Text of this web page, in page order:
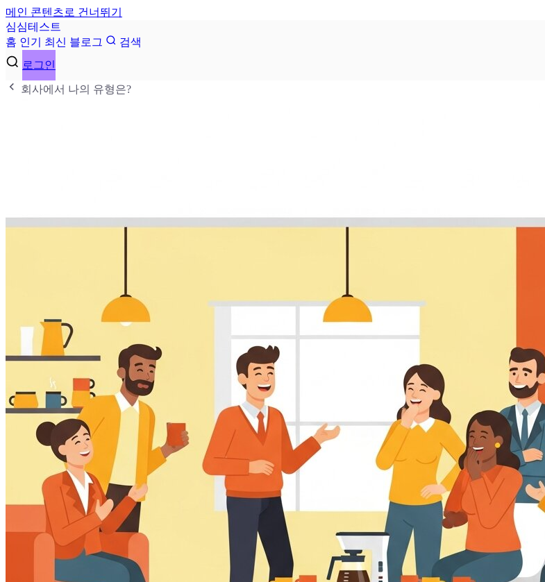
메인 콘텐츠로 건너뛰기
심심테 스 트
홈 인기 최신 블로그
검색
로그인
회사에서 나의 유형은?